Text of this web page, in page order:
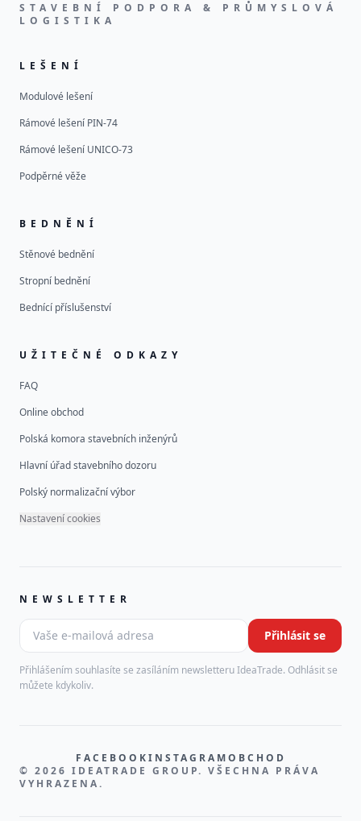
STAVEBNÍ PODPORA & PRŮMYSLOVÁ
LOGISTIKA
LEŠENÍ
Modulové lešení
Rámové lešení PIN-74
Rámové lešení UNICO-73
Podpěrné věže
BEDNĚNÍ
Stěnové bednění
Stropní bednění
Bednící příslušenství
UŽITEČNÉ ODKAZY
FAQ
Online obchod
Polská komora stavebních inženýrů
Hlavní úřad stavebního dozoru
Polský normalizační výbor
Nastavení cookies
NEWSLETTER
Vaše e-mailová adresa Přihlásit se
Leave this field empty
Přihlášením souhlasíte se zasíláním newsletteru IdeaTrade. Odhlásit se
můžete kdykoliv.
FACEBOOKINSTAGRAMOBCHOD
© 2026 IDEATRADE GROUP. VŠECHNA PRÁVA
VYHRAZENA.